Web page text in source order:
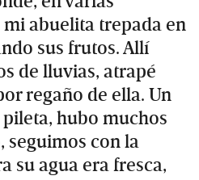
mi abuelita trepada en
sus frutos. Allí
de lluvias, atrapé
regaño de ella. Un
hubo muchos
seguimos con la
su agua era fresca,